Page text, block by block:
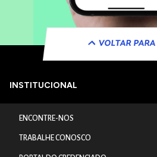
VOLTAR
INSTITUCIONAL
ENCONTRE-NOS
TRABALHE CONOSCO